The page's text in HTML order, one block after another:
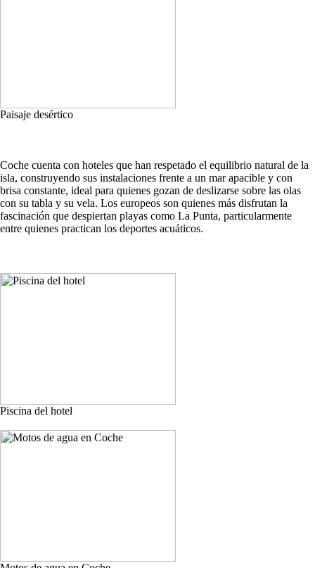
Paisaje desértico
Coche cuenta con hoteles que han respetado el equilibrio natural de la
isla, construyendo sus instalaciones frente a un mar apacible y con
brisa constante, ideal para quienes gozan de deslizarse sobre las olas
con su tabla y su vela. Los europeos son quienes más disfrutan la
fascinación que despiertan playas como La Punta, particularmente
entre quienes practican los deportes acuáticos.
Piscina del hotel